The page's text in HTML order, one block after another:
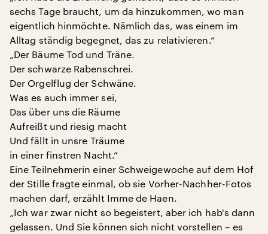
sechs Tage braucht, um da hinzukommen, wo man
eigentlich hinmöchte. Nämlich das, was einem im
Alltag ständig begegnet, das zu relativieren.“
„Der Bäume Tod und Träne.
Der schwarze Rabenschrei.
Der Orgelflug der Schwäne.
Was es auch immer sei,
Das über uns die Räume
Aufreißt und riesig macht
Und fällt in unsre Träume
in einer finstren Nacht.“
Eine Teilnehmerin einer Schweigewoche auf dem Hof
der Stille fragte einmal, ob sie Vorher-Nachher-Fotos
machen darf, erzählt Imme de Haen.
„Ich war zwar nicht so begeistert, aber ich hab's dann
gelassen. Und Sie können sich nicht vorstellen – es